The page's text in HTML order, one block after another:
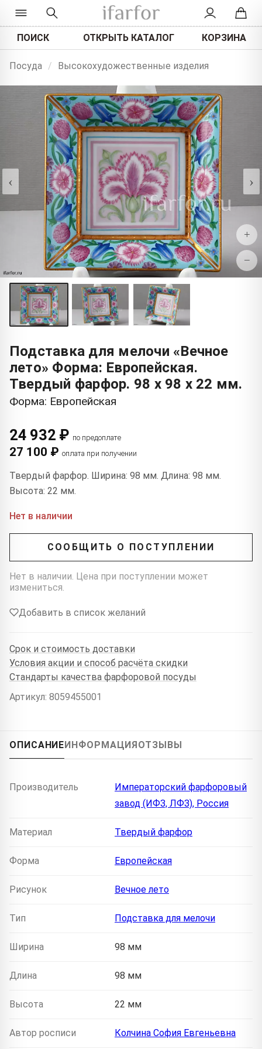
ПОИСК ОТКРЫТЬ КАТАЛОГ КОРЗИНА
Посуда / Высокохудожественные изделия
‹ ›
+
−
Подставка для мелочи «Вечное
лето» Форма: Европейская.
Твердый фарфор. 98 x 98 x 22 мм.
Форма: Европейская
24 932 ₽ по предоплате
27 100 ₽ оплата при получении
Твердый фарфор. Ширина: 98 мм. Длина: 98 мм.
Высота: 22 мм.
Нет в наличии
СООБЩИТЬ О ПОСТУПЛЕНИИ
Нет в наличии. Цена при поступлении может
измениться.
Добавить в список желаний
Срок и стоимость доставки
Условия акции и способ расчёта скидки
Стандарты качества фарфоровой посуды
Артикул: 8059455001
ОПИСАНИЕИНФОРМАЦИЯОТЗЫВЫ
Производитель
Императорский фарфоровый
завод (ИФЗ, ЛФЗ), Россия
Материал Твердый фарфор
Форма Европейская
Рисунок Вечное лето
Тип Подставка для мелочи
Ширина 98 мм
Длина 98 мм
Высота 22 мм
Автор росписи Колчина София Евгеньевна